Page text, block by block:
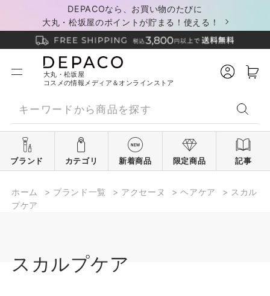
DEPACOなら、お買い物のたびに
大丸・松坂屋のポイントが貯まる！使える！
大丸・松坂屋
コスメの情報メディア＆オンラインストア
ブランド カテゴリ 新着商品 限定商品 記事
ホーム > ブランド一覧 > アクセーヌ >ヘアケア > スカル
プケア
スカルプケア